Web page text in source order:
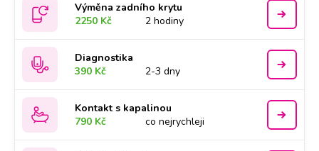
Výměna zadního krytu
2250 Kč
2 hodiny
Diagnostika
390 Kč
2-3 dny
Kontakt s kapalinou
790 Kč
co nejrychleji